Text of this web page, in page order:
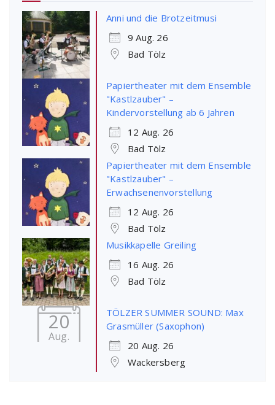
Anni und die Brotzeitmusi
9 Aug. 26
Bad Tölz
Papiertheater mit dem Ensemble
"Kastlzauber" –
Kindervorstellung ab 6 Jahren
12 Aug. 26
Bad Tölz
Papiertheater mit dem Ensemble
"Kastlzauber" –
Erwachsenenvorstellung
12 Aug. 26
Bad Tölz
Musikkapelle Greiling
16 Aug. 26
Bad Tölz
20
Aug.
TÖLZER SUMMER SOUND: Max
Grasmüller (Saxophon)
20 Aug. 26
Wackersberg